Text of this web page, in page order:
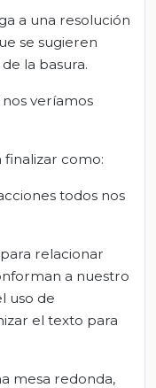
a una resolución
se sugieren
la basura.
nos veríamos
como:
todos nos
relacionar
a nuestro
uso de
el texto para
mesa redonda,